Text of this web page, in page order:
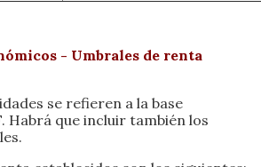
- Umbrales de renta
se refieren a la base
Habrá que incluir también los